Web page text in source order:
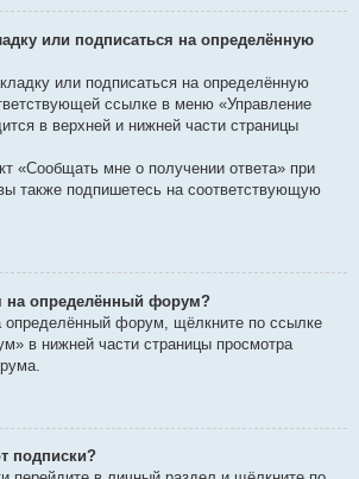
или подписаться на определённую
или подписаться на определённую
ссылке в меню «Управление
в верхней и нижней части страницы
«Сообщать мне о получении ответа» при
также подпишетесь на соответствующую
на определённый форум?
определённый форум, щёлкните по ссылке
в нижней части страницы просмотра
подписки?